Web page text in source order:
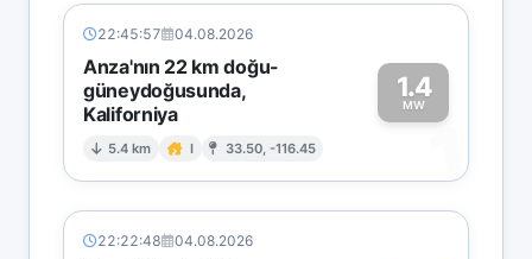
22:45:57 04.08.2026
Anza'nın 22 km doğu-
güneydoğusunda,
Kaliforniya
5.4 km I 33.50, -116.45
1.4
MW
1
22:22:48 04.08.2026